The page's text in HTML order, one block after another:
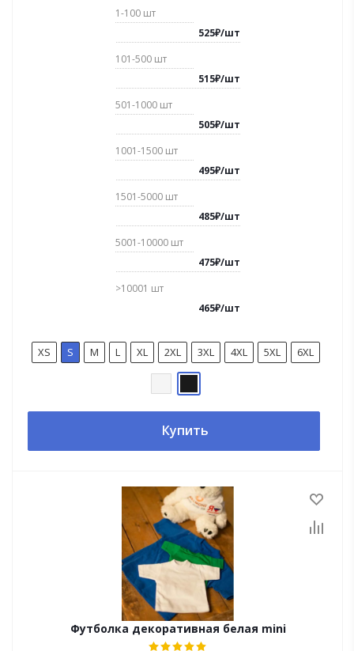
1-100 шт
525₽/шт
101-500 шт
515₽/шт
501-1000 шт
505₽/шт
1001-1500 шт
495₽/шт
1501-5000 шт
485₽/шт
5001-10000 шт
475₽/шт
>10001 шт
465₽/шт
XS S M L XL 2XL 3XL 4XL 5XL 6XL
Купить
Футболка декоративная белая mini